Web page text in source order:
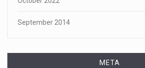
September 2014
META